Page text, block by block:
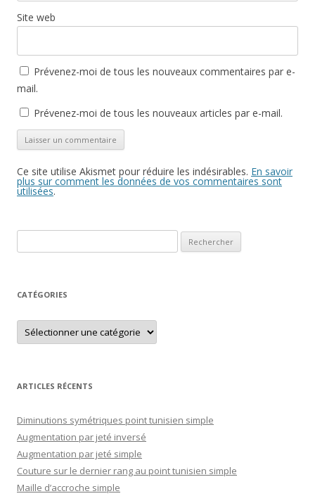
Site web
Prévenez-moi de tous les nouveaux commentaires par e-
mail.
Prévenez-moi de tous les nouveaux articles par e-mail.
Ce site utilise Akismet pour réduire les indésirables. En savoir
plus sur comment les données de vos commentaires sont
utilisées.
CATÉGORIES
Catégories
ARTICLES RÉCENTS
Diminutions symétriques point tunisien simple
Augmentation par jeté inversé
Augmentation par jeté simple
Couture sur le dernier rang au point tunisien simple
Maille d’accroche simple